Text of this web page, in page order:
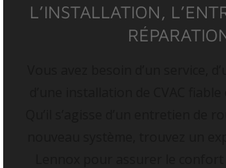
L’INSTALLATION,